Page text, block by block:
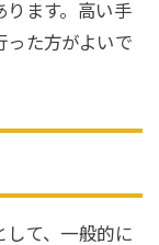
ります。高い手
った方がよいで
して、一般的に